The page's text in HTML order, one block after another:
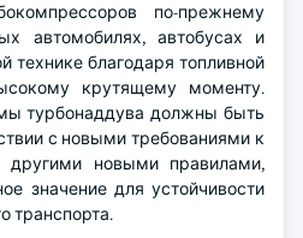
по-прежнему
автомобилях, автобусах и
технике благодаря топливной
крутящему моменту.
турбонаддува должны быть
с новыми требованиями к
новыми правилами,
значение для устойчивости
транспорта.